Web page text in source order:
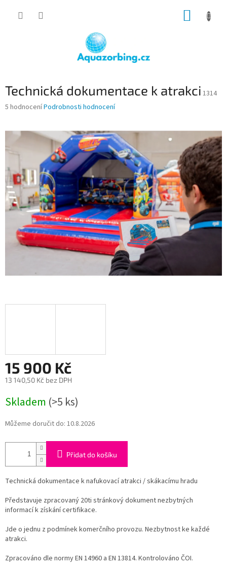
Technická dokumentace k atrakci 1314
Průměrné
2,8
5
hvězdiček.
5 hodnoceníPodrobnosti hodnocení
15 900 Kč
13 140,50 Kč bez DPH
cena:
Skladem (>5 ks)
Můžeme doručit do: 10.8.2026
Přidat do košíku
Technická dokumentace k nafukovací atrakci / skákacímu hradu
Představuje zpracovaný 20ti stránkový dokument nezbytných
informací k získání certifikace.
Jde o jednu z podmínek komerčního provozu. Nezbytnost ke každé
atrakci.
Zpracováno dle normy EN 14960 a EN 13814. Kontrolováno ČOI.